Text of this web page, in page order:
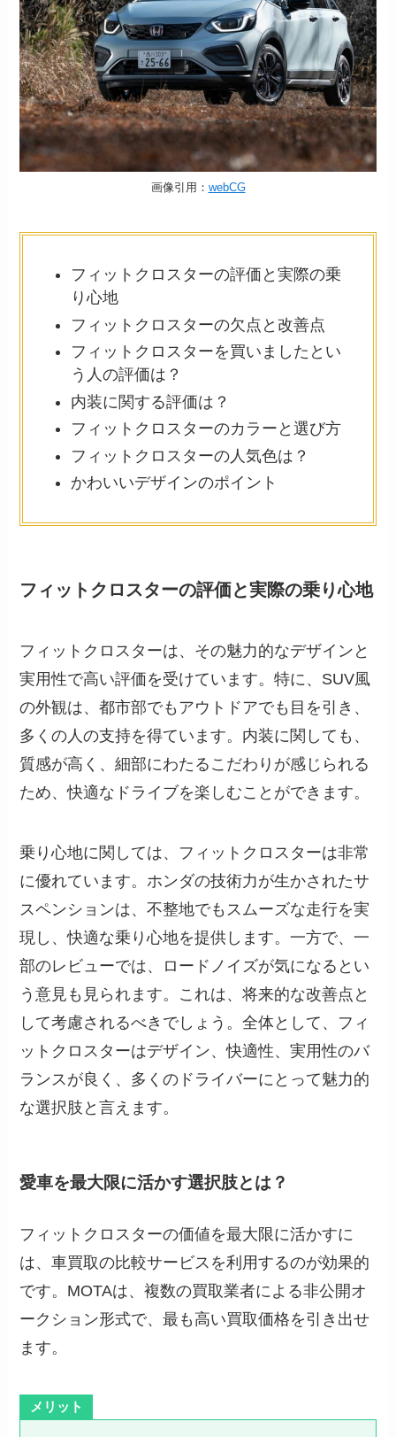
画像引用： webCG
フィットクロスターの評価と実際の乗
り心地
フィットクロスターの欠点と改善点
フィットクロスターを買いましたとい
う人の評価は？
内装に関する評価は？
フィットクロスターのカラーと選び方
フィットクロスターの人気色は？
かわいいデザインのポイント
フィットクロスターの評価と実際の乗り心地
フィットクロスターは、その魅力的なデザインと
実用性で高い評価を受けています。特に、SUV風
の外観は、都市部でもアウトドアでも目を引き、
多くの人の支持を得ています。内装に関しても、
質感が高く、細部にわたるこだわりが感じられる
ため、快適なドライブを楽しむことができます。
乗り心地に関しては、フィットクロスターは非常
に優れています。ホンダの技術力が生かされたサ
スペンションは、不整地でもスムーズな走行を実
現し、快適な乗り心地を提供します。一方で、一
部のレビューでは、ロードノイズが気になるとい
う意見も見られます。これは、将来的な改善点と
して考慮されるべきでしょう。全体として、フィ
ットクロスターはデザイン、快適性、実用性のバ
ランスが良く、多くのドライバーにとって魅力的
な選択肢と言えます。
愛車を最大限に活かす選択肢とは？
フィットクロスターの価値を最大限に活かすに
は、車買取の比較サービスを利用するのが効果的
です。MOTAは、複数の買取業者による非公開オ
ークション形式で、最も高い買取価格を引き出せ
ます。
メリット